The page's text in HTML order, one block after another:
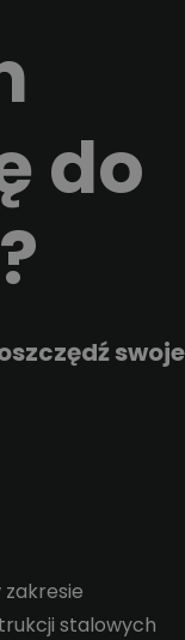
do
swoje
zakresie
stalowych